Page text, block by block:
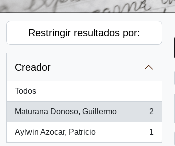
Restringir resultados por:
Creador
Todos
Maturana Donoso, Guillermo
, 2 resultados
2
Aylwin Azocar, Patricio
, 1 resultados
1